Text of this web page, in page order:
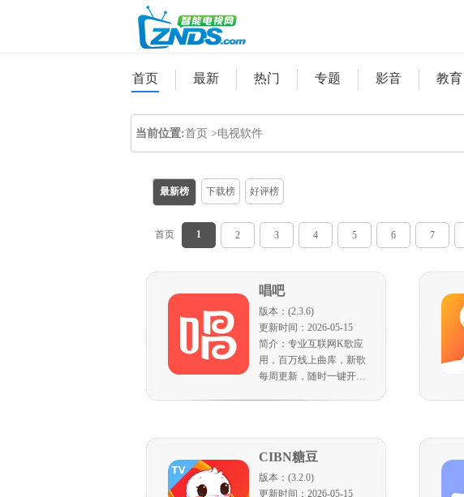
首页 最新 热门 专题 影音 教育
当前位置:首页 >电视软件
最新榜 下载榜 好评榜
首页 1 2 3 4 5 6 7
唱吧
版本：(2.3.6)
更新时间：2026-05-15
简介：专业互联网K歌应
用，百万线上曲库，新歌
每周更新，随时一键开
支持录音打分、保存、上
传、分享，宅家K歌来唱
吧，美好生活尽情唱！
CIBN糖豆
版本：(3.2.0)
更新时间：2026-05-15